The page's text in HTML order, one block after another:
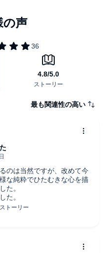
最も関連性の高い
のは当然ですが、改めて今
な純粋でひたむきな心を描
た。
た。